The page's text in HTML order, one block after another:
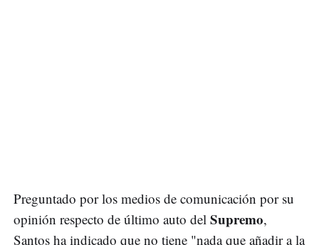
Preguntado por los medios de comunicación por su
opinión respecto de último auto del Supremo,
Santos ha indicado que no tiene "nada que añadir a la